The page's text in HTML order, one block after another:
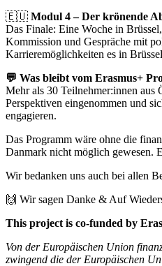
🇪🇺 Modul 4 – Der krönende
Das Finale: Eine Woche in
Kommission und Gespräche mit
Karrieremöglichkeiten es in
💬 Was bleibt vom Erasmus+
Mehr als 30 Teilnehmer:innen aus
Perspektiven eingenommen und
engagieren.
Das Programm wäre ohne die
Danmark nicht möglich gewesen.
Wir bedanken uns auch bei allen
🙌 Wir sagen Danke & Auf
This project is co-funded by
Von der Europäischen Union
zwingend die der Europäischen